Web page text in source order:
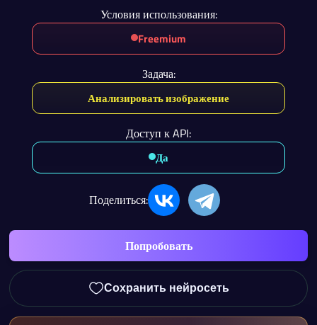
Условия использования:
Freemium
Задача:
Анализировать изображение
Доступ к API:
Да
Поделиться:
Попробовать
Сохранить нейросеть